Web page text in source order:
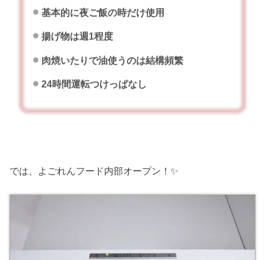
基本的に夜ご飯の時だけ使用
揚げ物は週1程度
肉焼いたりで油使うのは結構頻繁
24時間運転つけっぱなし
では、よごれんフード内部オープン！✨